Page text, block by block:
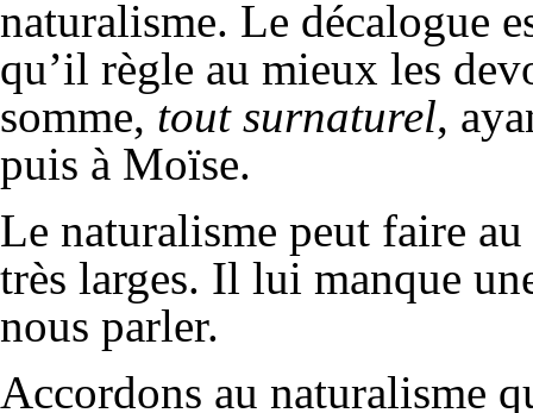
naturalisme. Le décalogue
qu’il règle au mieux les
somme, tout surnaturel,
puis à Moïse.
Le naturalisme peut faire
très larges. Il lui manque
nous parler.
Accordons au naturalisme